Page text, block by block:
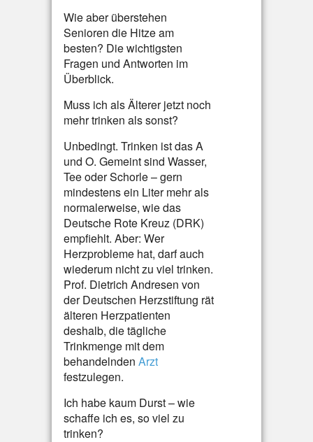
Wie aber überstehen
Senioren die Hitze am
besten? Die wichtigsten
Fragen und Antworten im
Überblick.
Muss ich als Älterer jetzt noch
mehr trinken als sonst?
Unbedingt. Trinken ist das A
und O. Gemeint sind Wasser,
Tee oder Schorle – gern
mindestens ein Liter mehr als
normalerweise, wie das
Deutsche Rote Kreuz (DRK)
empfiehlt. Aber: Wer
Herzprobleme hat, darf auch
wiederum nicht zu viel trinken.
Prof. Dietrich Andresen von
der Deutschen Herzstiftung rät
älteren Herzpatienten
deshalb, die tägliche
Trinkmenge mit dem
behandelnden Arzt
festzulegen.
Ich habe kaum Durst – wie
schaffe ich es, so viel zu
trinken?